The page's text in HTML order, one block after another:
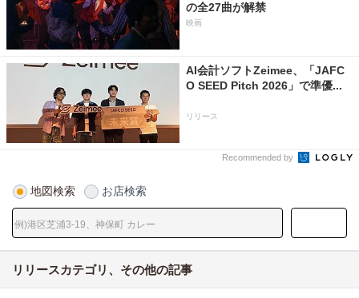
の全27曲が解禁
映画
AI会計ソフトZeimee、「JAFC
O SEED Pitch 2026」で準優...
リリース
Recommended by
地図検索 お店検索
リリースカテゴリ、その他の記事